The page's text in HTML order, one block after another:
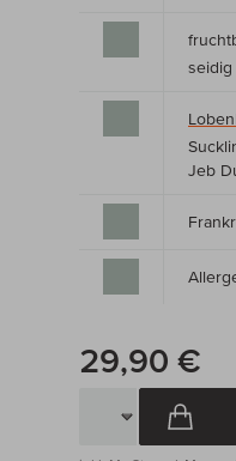
seidig
Jeb
29,90 €